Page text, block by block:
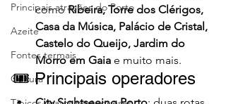
Principais atrações do Porto
Azeite
Fontes termais
Cultura
como Ribeira, Torre dos Clérigos,
Casa da Música, Palácio de Cristal,
Castelo do Queijo, Jardim do
Morro em Gaia e muito mais.
🎟️ Principais operadores